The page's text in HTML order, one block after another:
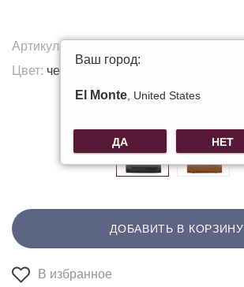
Артикул:
Цвет: черный
Другие цвета:
ДОБАВИТЬ В КОРЗИНУ
В избранное
Ваш город:
El Monte, United States
ДА НЕТ